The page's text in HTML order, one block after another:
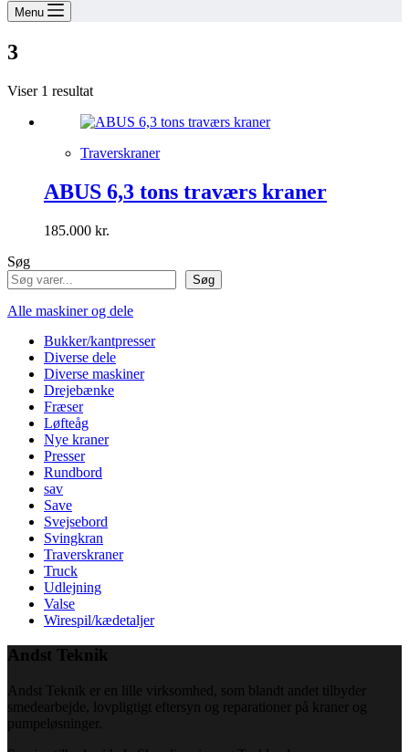
Menu
3
Viser 1 resultat
Traverskraner
ABUS 6,3 tons traværs kraner
185.000 kr.
Søg
Søg
Alle maskiner og dele
Bukker/kantpresser
Diverse dele
Diverse maskiner
Drejebænke
Fræser
Løfteåg
Nye kraner
Presser
Rundbord
sav
Save
Svejsebord
Svingkran
Traverskraner
Truck
Udlejning
Valse
Wirespil/kædetaljer
Andst Teknik
Andst Teknik er en lille virksomhed, som blandt andet tilbyder
smedearbejde, lovpligtigt eftersyn og reparationer på kraner og
pumpeløsninger.